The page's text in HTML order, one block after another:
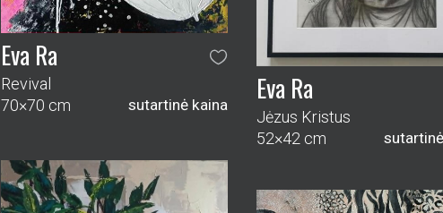
Eva Ra
Revival
70×70 cm
sutartinė kaina Eva Ra
Jėzus Kristus
52×42 cm